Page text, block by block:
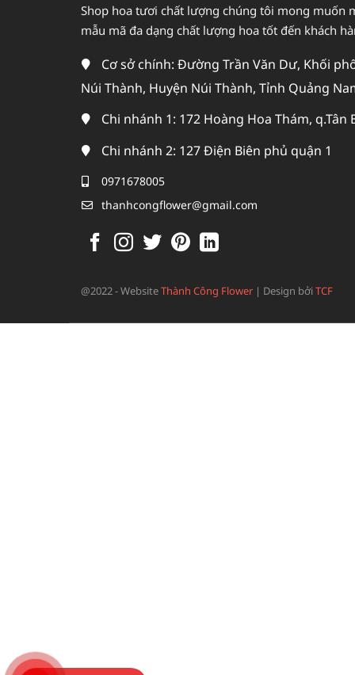
Shop hoa tươi chất lượng chúng tôi mong muốn
mẫu mã đa dạng chất lượng hoa tốt đến khách
Cơ sở chính: Đường Trần Văn Dư, Khối
Núi Thành, Huyện Núi Thành, Tỉnh Quảng
Chi nhánh 1: 172 Hoàng Hoa Thám, q.Tân
Chi nhánh 2: 127 Điện Biên phủ quận 1
0971678005
thanhcongflower@gmail.com
@2022 - WebsiteThành Công Flower | Design bởiTCF